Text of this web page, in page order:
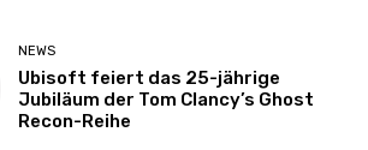
NEWS
Ubisoft feiert das 25-jährige
Jubiläum der Tom Clancy’s Ghost
Recon-Reihe